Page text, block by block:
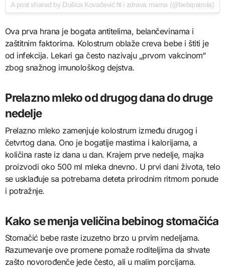
A post shared by Dušica Kovačević fit i zdrava mama (@bebipatrola)
Ova prva hrana je bogata antitelima, belančevinama i
zaštitnim faktorima. Kolostrum oblaže creva bebe i štiti je
od infekcija. Lekari ga često nazivaju „prvom vakcinom“
zbog snažnog imunološkog dejstva.
Prelazno mleko od drugog dana do druge
nedelje
Prelazno mleko zamenjuje kolostrum između drugog i
četvrtog dana. Ono je bogatije mastima i kalorijama, a
količina raste iz dana u dan. Krajem prve nedelje, majka
proizvodi oko 500 ml mleka dnevno. U prvi dani života, telo
se usklađuje sa potrebama deteta prirodnim ritmom ponude
i potražnje.
Kako se menja veličina bebinog stomačića
Stomačić bebe raste izuzetno brzo u prvim nedeljama.
Razumevanje ove promene pomaže roditeljima da shvate
zašto novorođenče jede često, ali u malim porcijama.